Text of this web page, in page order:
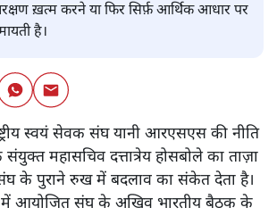
ख़त्म करने या फिर सिर्फ़ आर्थिक आधार पर
है।
स्वयं सेवक संघ यानी आरएसएस की नीति
महासचिव दत्तात्रेय होसबोले का ताज़ा
के पुराने रुख में बदलाव का संकेत देता है।
में आयोजित संघ के अखिव भारतीय बैठक के